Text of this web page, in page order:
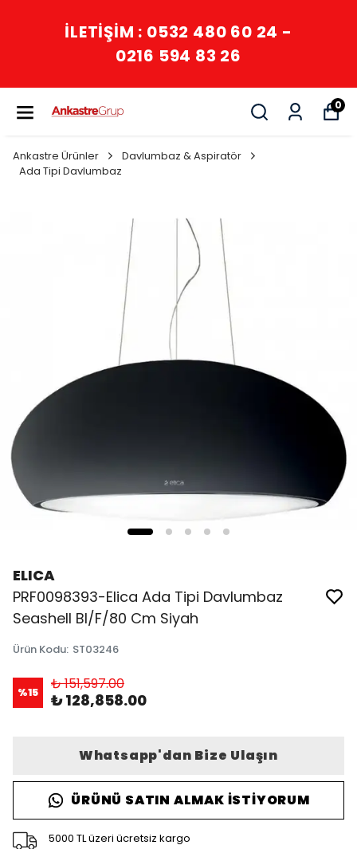
İLETİŞİM : 0532 480 60 24 -
0216 594 83 26
0
Ankastre Ürünler
Davlumbaz & Aspiratör
Ada Tipi Davlumbaz
ELICA
PRF0098393-Elica Ada Tipi Davlumbaz
Seashell Bl/F/80 Cm Siyah
Ürün Kodu: ST03246
%15 ₺ 151,597.00
₺ 128,858.00
Whatsapp'dan Bize Ulaşın
ÜRÜNÜ SATIN ALMAK İSTIYORUM
5000 TL üzeri ücretsiz kargo